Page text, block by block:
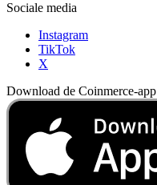
Sociale media
Instagram
TikTok
X
Download de Coinmerce-app